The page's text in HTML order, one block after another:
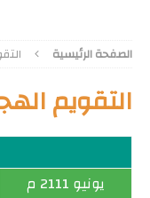
الصفحة الرئيسية
التقويم
يونيو 2111 م